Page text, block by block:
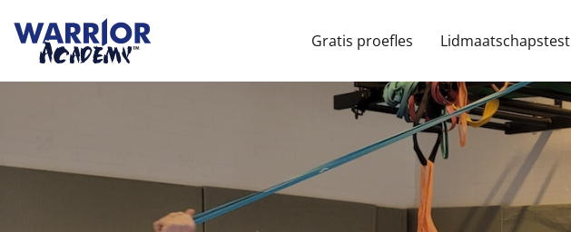
Gratis proefles Lidmaatschapstest